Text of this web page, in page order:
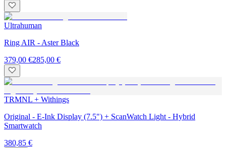
Ultrahuman
Ring AIR - Aster Black
379,00 €285,00 €
TRMNL + Withings
Original - E-Ink Display (7.5") + ScanWatch Light - Hybrid
Smartwatch
380,85 €